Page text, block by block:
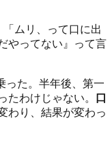
ムリ、って口に出
やってない』って言
った。半年後、第一
たわけじゃない。
口
わり、結果が変わっ